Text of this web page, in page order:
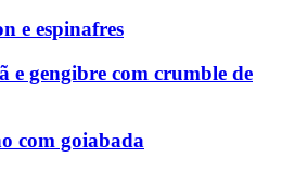
e espinafres
e gengibre com crumble de
com goiabada